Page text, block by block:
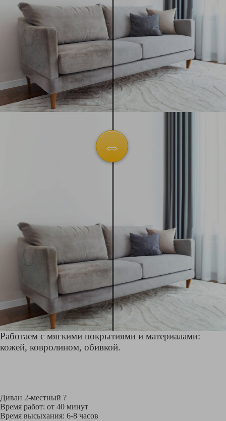
Работаем с мягкими покрытиями и материалами:
кожей, ковролином, обивкой.
Диван 2-местный ?
Время работ: от 40 минут
Время высыхания: 6-8 часов